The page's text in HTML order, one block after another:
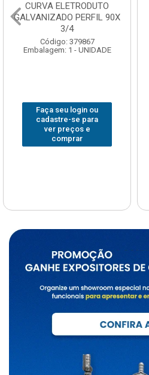
CURVA ELETRODUTO
GALVANIZADO PERFIL 90X
3/4
Código: 379867
Embalagem: 1 - UNIDADE
Faça seu login ou
cadastre-se para
ver preços e
comprar